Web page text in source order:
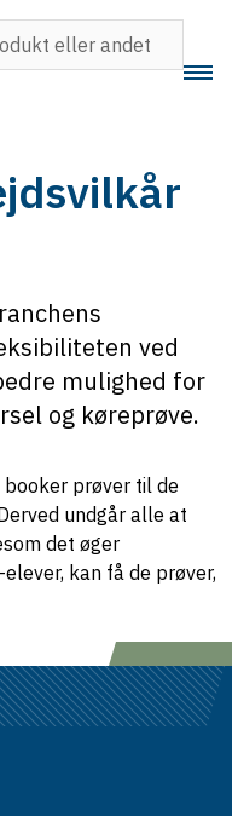
ved
mulighed for
og køreprøve.
prøver til de
undgår alle at
det øger
kan få de prøver,